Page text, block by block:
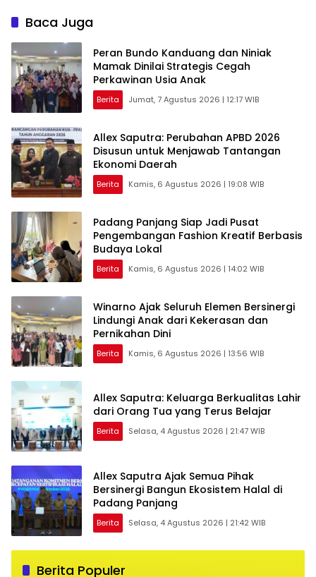
Baca Juga
Peran Bundo Kanduang dan Niniak
Mamak Dinilai Strategis Cegah
Perkawinan Usia Anak
Berita Jumat, 7 Agustus 2026 | 12:17 WIB
Allex Saputra: Perubahan APBD 2026
Disusun untuk Menjawab Tantangan
Ekonomi Daerah
Berita Kamis, 6 Agustus 2026 | 19:08 WIB
Padang Panjang Siap Jadi Pusat
Pengembangan Fashion Kreatif Berbasis
Budaya Lokal
Berita Kamis, 6 Agustus 2026 | 14:02 WIB
Winarno Ajak Seluruh Elemen Bersinergi
Lindungi Anak dari Kekerasan dan
Pernikahan Dini
Berita Kamis, 6 Agustus 2026 | 13:56 WIB
Allex Saputra: Keluarga Berkualitas Lahir
dari Orang Tua yang Terus Belajar
Berita Selasa, 4 Agustus 2026 | 21:47 WIB
Allex Saputra Ajak Semua Pihak
Bersinergi Bangun Ekosistem Halal di
Padang Panjang
Berita Selasa, 4 Agustus 2026 | 21:42 WIB
Berita Populer